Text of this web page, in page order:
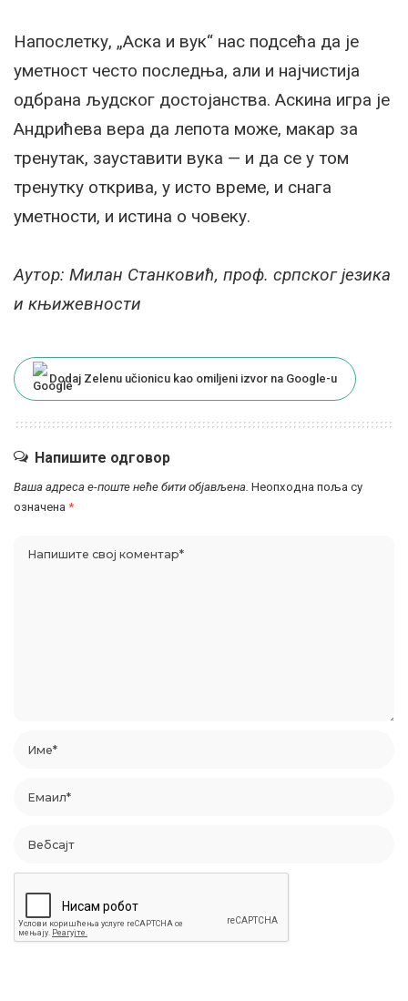
Напослетку, „Аска и вук“ нас подсећа да је
уметност често последња, али и најчистија
одбрана људског достојанства. Аскина игра је
Андрићева вера да лепота може, макар за
тренутак, зауставити вука — и да се у том
тренутку открива, у исто време, и снага
уметности, и истина о човеку.
Аутор: Милан Станковић, проф. српског језика
и књижевности
Dodaj Zelenu učionicu kao omiljeni izvor na Google-u
Напишите одговор
Ваша адреса е-поште неће бити објављена. Неопходна поља су
означена *